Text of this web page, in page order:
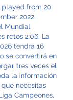
played from 20
2022.
Mundial
retos 2:06. La
tendrá 16
se convertirá en
tres veces el
la información
necesitas
Campeones,